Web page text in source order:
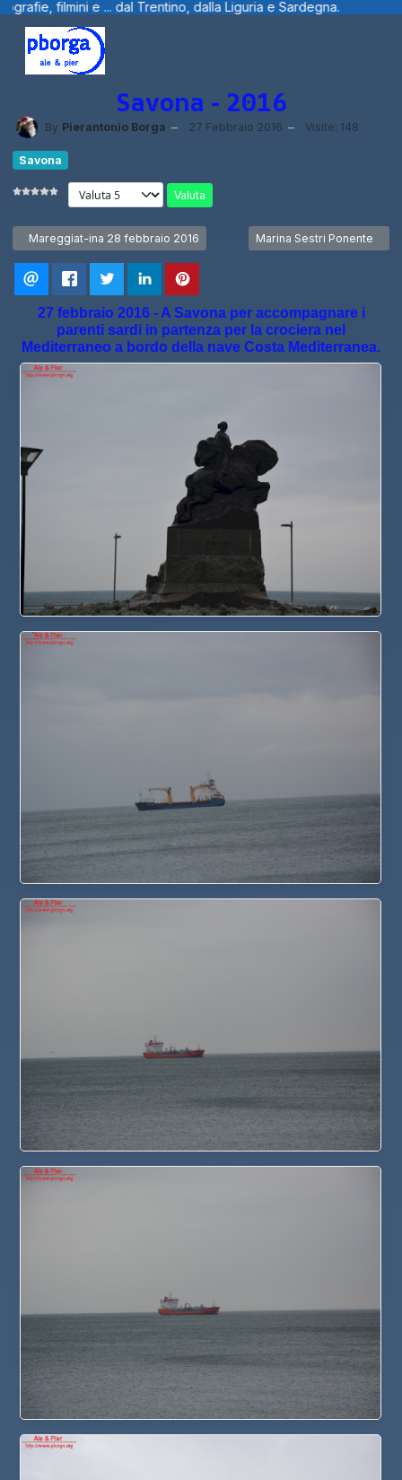
dalla Liguria e Sardegna.
Savona - 2016
By Pierantonio Borga 27 Febbraio 2016 Visite: 148
Savona
Valuta
Articolo precedente: Mareggiat-ina 28 febbraio 2016
Mareggiat-ina 28 febbraio 2016 Articolo successivo:
Marina Sestri Ponente
27 febbraio 2016 - A Savona per accompagnare i
parenti sardi in partenza per la crociera nel
Mediterraneo a bordo della nave Costa Mediterranea.